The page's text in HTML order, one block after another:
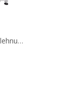
Metalldetektor mit Pusher-Ablehnung für mittelgroße Produkte